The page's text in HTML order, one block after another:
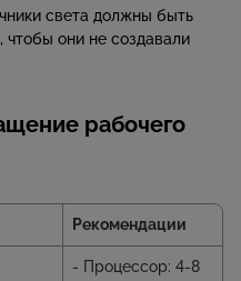
света должны быть
они не создавали
рабочего
Рекомендации
- Процессор: 4-8